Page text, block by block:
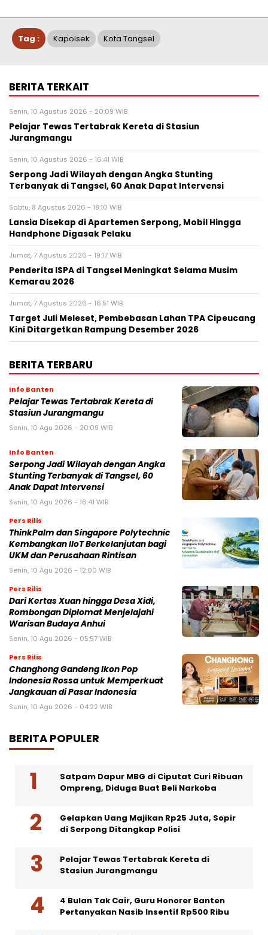
Tag : Kapolsek Kota Tangsel
BERITA TERKAIT
Senin, 10 Agustus 2026 - 20:09 WIB
Pelajar Tewas Tertabrak Kereta di Stasiun
Jurangmangu
Senin, 10 Agustus 2026 - 16:41 WIB
Serpong Jadi Wilayah dengan Angka Stunting
Terbanyak di Tangsel, 60 Anak Dapat Intervensi
Sabtu, 8 Agustus 2026 - 18:10 WIB
Lansia Disekap di Apartemen Serpong, Mobil Hingga
Handphone Digasak Pelaku
Jumat, 7 Agustus 2026 - 19:17 WIB
Penderita ISPA di Tangsel Meningkat Selama Musim
Kemarau 2026
Jumat, 7 Agustus 2026 - 16:51 WIB
Target Juli Meleset, Pembebasan Lahan TPA Cipeucang
Kini Ditargetkan Rampung Desember 2026
BERITA TERBARU
Info Banten
Pelajar Tewas Tertabrak Kereta di
Stasiun Jurangmangu
Senin, 10 Agu 2026 - 20:09 WIB
Info Banten
Serpong Jadi Wilayah dengan Angka
Stunting Terbanyak di Tangsel, 60
Anak Dapat Intervensi
Senin, 10 Agu 2026 - 16:41 WIB
Pers Rilis
ThinkPalm dan Singapore Polytechnic
Kembangkan IIoT Berkelanjutan bagi
UKM dan Perusahaan Rintisan
Senin, 10 Agu 2026 - 12:00 WIB
Pers Rilis
Dari Kertas Xuan hingga Desa Xidi,
Rombongan Diplomat Menjelajahi
Warisan Budaya Anhui
Senin, 10 Agu 2026 - 05:57 WIB
Pers Rilis
Changhong Gandeng Ikon Pop
Indonesia Rossa untuk Memperkuat
Jangkauan di Pasar Indonesia
Senin, 10 Agu 2026 - 04:22 WIB
BERITA POPULER
Satpam Dapur MBG di Ciputat Curi Ribuan
Ompreng, Diduga Buat Beli Narkoba
Gelapkan Uang Majikan Rp25 Juta, Sopir
di Serpong Ditangkap Polisi
Pelajar Tewas Tertabrak Kereta di
Stasiun Jurangmangu
4 Bulan Tak Cair, Guru Honorer Banten
Pertanyakan Nasib Insentif Rp500 Ribu